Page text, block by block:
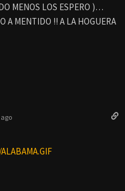
MENOS LOS ESPERO )…
MENTIDO !! A LA HOGUERA